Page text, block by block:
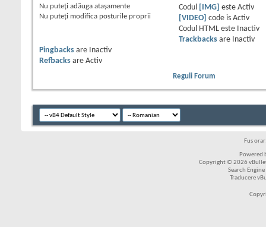
Nu puteţi adăuga ataşamente
Nu puteţi modifica posturile proprii
Codul
[IMG] este Activ
[VIDEO]
code is Activ
Codul HTML este
Inactiv
Trackbacksare
Inactiv
Pingbacks are
Inactiv
Refbacks are Activ
Reguli Forum
Fus
Powered
Copyright © 2026
Search
Traducere